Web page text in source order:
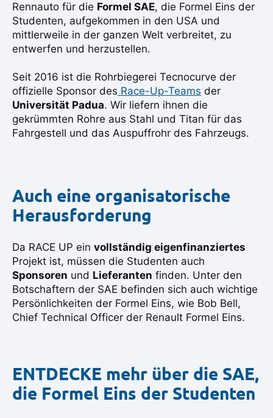
Rennauto für die Formel SAE, die Formel Eins der
Studenten, aufgekommen in den USA und
mittlerweile in der ganzen Welt verbreitet, zu
entwerfen und herzustellen.
Seit 2016 ist die Rohrbiegerei Tecnocurve der
offizielle Sponsor des Race-Up-Teams der
Universität Padua. Wir liefern ihnen die
gekrümmten Rohre aus Stahl und Titan für das
Fahrgestell und das Auspuffrohr des Fahrzeugs.
Auch eine organisatorische
Herausforderung
Da RACE UP ein vollständig eigenfinanziertes
Projekt ist, müssen die Studenten auch
Sponsoren und Lieferanten finden. Unter den
Botschaftern der SAE befinden sich auch wichtige
Persönlichkeiten der Formel Eins, wie Bob Bell,
Chief Technical Officer der Renault Formel Eins.
ENTDECKE mehr über die SAE,
die Formel Eins der Studenten